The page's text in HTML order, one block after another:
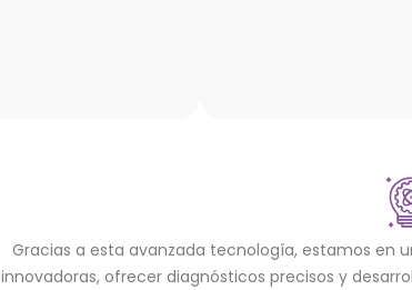
Gracias a esta avanzada tecnología, estamos en
innovadoras, ofrecer diagnósticos precisos y